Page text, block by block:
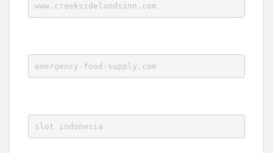
www.creeksidelandsinn.com
emergency-food-supply.com
slot indonesia